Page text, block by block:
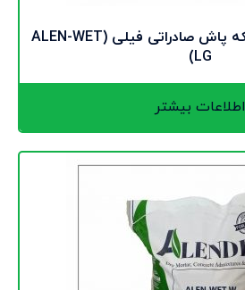
پودر بتن سخت خشکه پاش صادراتی فیلی (ALEN-WET
LG)
اطلاعات بیشتر